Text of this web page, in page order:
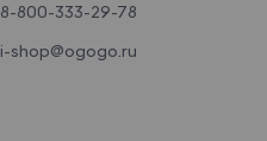
8-800-333-29-78
i-shop@ogogo.ru